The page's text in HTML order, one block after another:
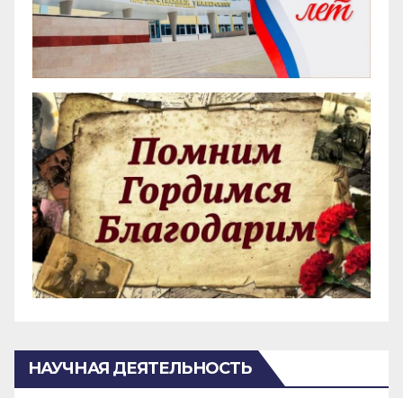
НАУЧНАЯ ДЕЯТЕЛЬНОСТЬ